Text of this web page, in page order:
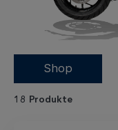
Shop
18 Produkte